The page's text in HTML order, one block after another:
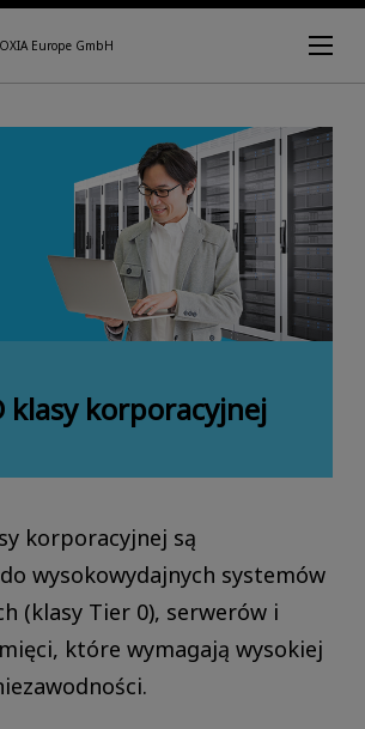
Europe GmbH
klasy korporacyjnej
korporacyjnej są
wysokowydajnych systemów
(klasy Tier 0), serwerów i
które wymagają wysokiej